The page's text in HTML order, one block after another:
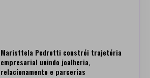
Maristtela Pedrotti constrói trajetória
empresarial unindo joalheria,
relacionamento e parcerias